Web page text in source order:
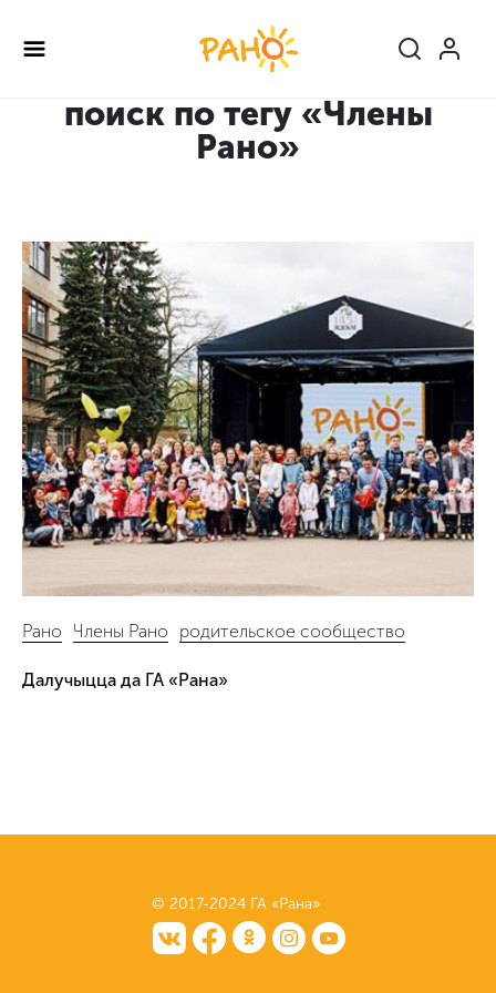
основному
содержанию
поиск по тегу «Члены
Рано»
Рано Члены Рано родительское сообщество
Далучыцца да ГА «Рана»
© 2017-2024 ГА «Рана»